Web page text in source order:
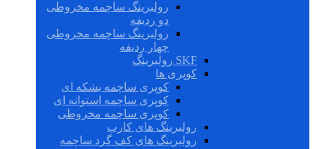
رولبرینگ ساچمه مخروطی
دو ردیفه
رولبرینگ ساچمه مخروطی
چهار ردیفه
SKF رولبرینگ
کوپری ها
کوپری ساچمه بشکه ای
کوپری ساچمه استوانه ای
کوپری ساچمه مخروطی
رولبرینگ های کارب
رولبرینگ های کف گرد ساچمه